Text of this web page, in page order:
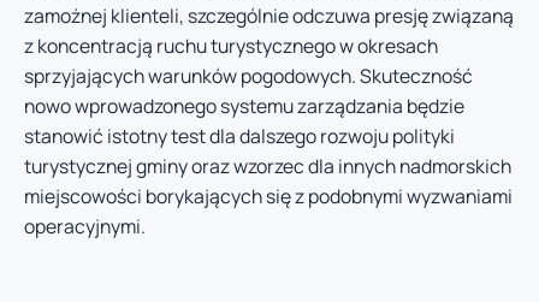
zamożnej klienteli, szczególnie odczuwa presję związaną
z koncentracją ruchu turystycznego w okresach
sprzyjających warunków pogodowych. Skuteczność
nowo wprowadzonego systemu zarządzania będzie
stanowić istotny test dla dalszego rozwoju polityki
turystycznej gminy oraz wzorzec dla innych nadmorskich
miejscowości borykających się z podobnymi wyzwaniami
operacyjnymi.